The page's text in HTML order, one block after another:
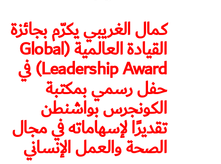
كمال الغريبي يكرّم بجائزة
القيادة العالمية (Global
Leadership Award) في
حفل رسمي بمكتبة
الكونجرس بواشنطن
تقديرًا لإسهاماته في مجال
الصحة والعمل الإنساني